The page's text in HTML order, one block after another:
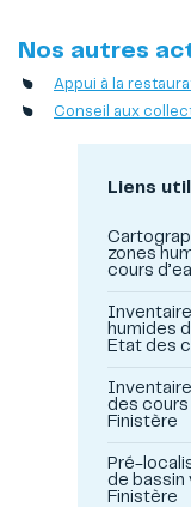
Nos autres
Appui à la
Conseil aux
Liens
zones
cours
humides
Etat des
des cours
Finistère
Pré-
de bassin
Finistère